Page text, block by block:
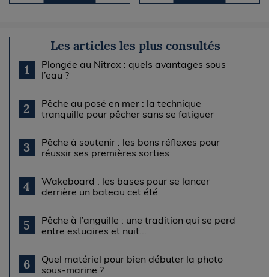
Les articles les plus consultés
1
Plongée au Nitrox : quels avantages sous
l’eau ?
2
Pêche au posé en mer : la technique
tranquille pour pêcher sans se fatiguer
3
Pêche à soutenir : les bons réflexes pour
réussir ses premières sorties
4
Wakeboard : les bases pour se lancer
derrière un bateau cet été
5
Pêche à l’anguille : une tradition qui se perd
entre estuaires et nuit...
6
Quel matériel pour bien débuter la photo
sous-marine ?